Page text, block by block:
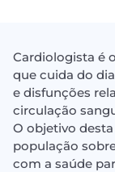
Cardiologista é
que cuida do
e disfunções
circulação
O objetivo
população
com a saúde